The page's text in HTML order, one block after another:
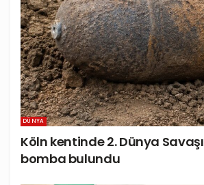
DÜNYA
Köln kentinde 2. Dünya
bomba bulundu